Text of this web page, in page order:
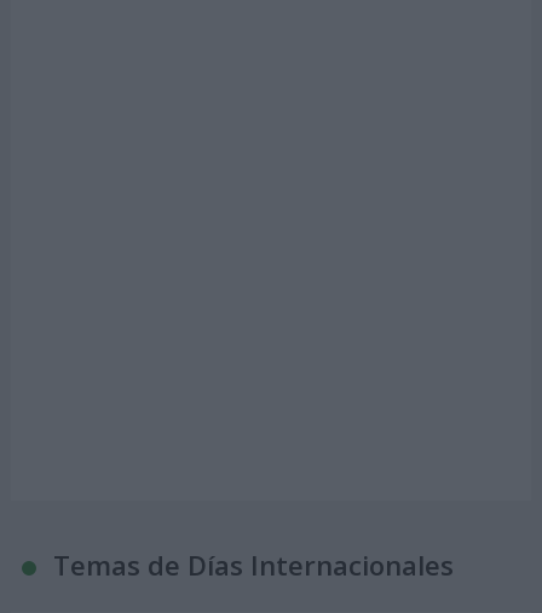
Temas de Días Internacionales